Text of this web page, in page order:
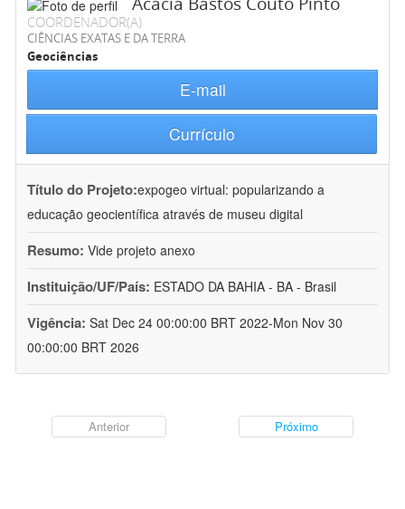
COORDENADOR(A)
CIÊNCIAS EXATAS E DA TERRA
Geociências
E-mail
Currículo
Título do Projeto:expogeo virtual: popularizando a
educação geocientífica através de museu digital
Resumo: Vide projeto anexo
Instituição/UF/País: ESTADO DA BAHIA - BA - Brasil
Vigência: Sat Dec 24 00:00:00 BRT 2022-Mon Nov 30
00:00:00 BRT 2026
Anterior Próximo